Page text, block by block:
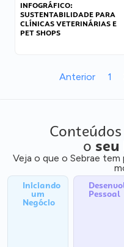
INFOGRÁFICO:
SUSTENTABILIDADE PARA
CLÍNICAS VETERINÁRIAS E
PET SHOPS
Anterior 1
o
Veja o que o Sebrae
Iniciando
um
Negócio
Pessoal